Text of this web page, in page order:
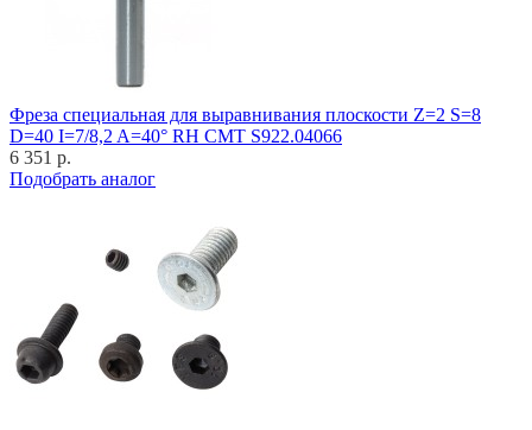
Фреза специальная для выравнивания плоскости Z=2 S=8
D=40 I=7/8,2 A=40° RH CMT S922.04066
6 351 р.
Подобрать аналог